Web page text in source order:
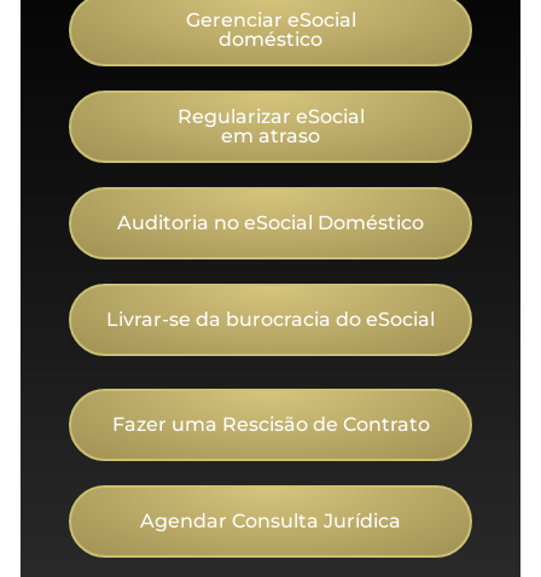
Gerenciar eSocial
doméstico
Regularizar eSocial
em atraso
Auditoria no eSocial Doméstico
Livrar-se da burocracia do eSocial
Fazer uma Rescisão de Contrato
Agendar Consulta Jurídica